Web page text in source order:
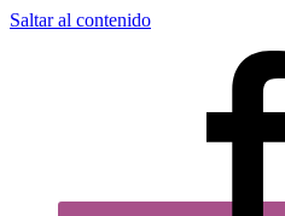
Saltar al contenido